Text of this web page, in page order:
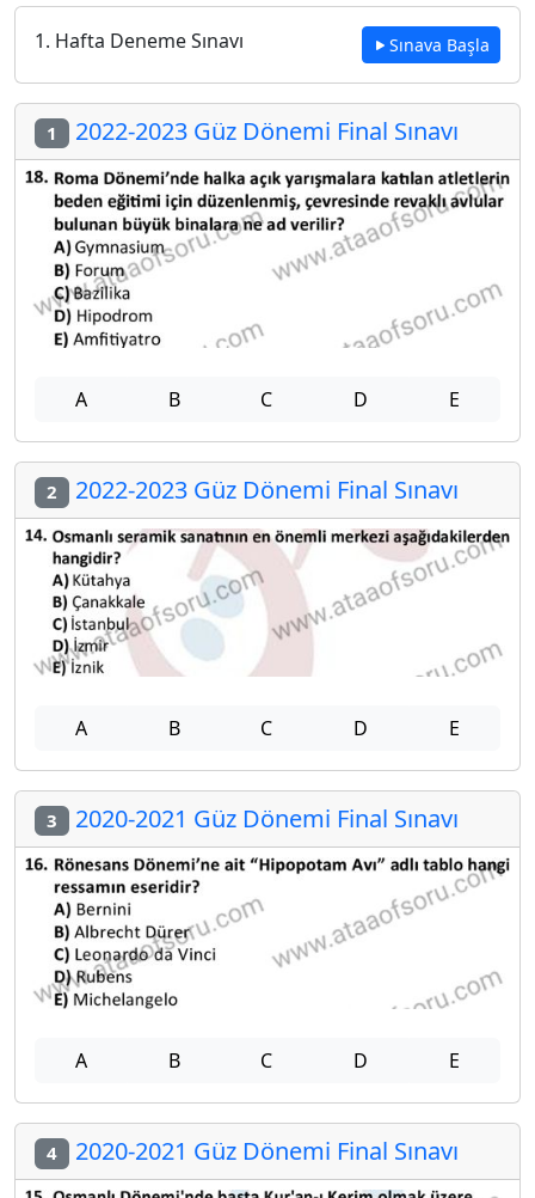
1. Hafta Deneme Sınavı Sınava Başla
1 2022-2023 Güz Dönemi Final Sınavı
A B C D E
2 2022-2023 Güz Dönemi Final Sınavı
A B C D E
3 2020-2021 Güz Dönemi Final Sınavı
A B C D E
4 2020-2021 Güz Dönemi Final Sınavı